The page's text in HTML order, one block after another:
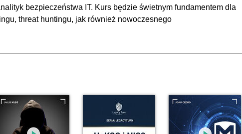
bezpieczeństwa IT. Kurs będzie świetnym fundamentem dla
threat huntingu, jak również nowoczesnego